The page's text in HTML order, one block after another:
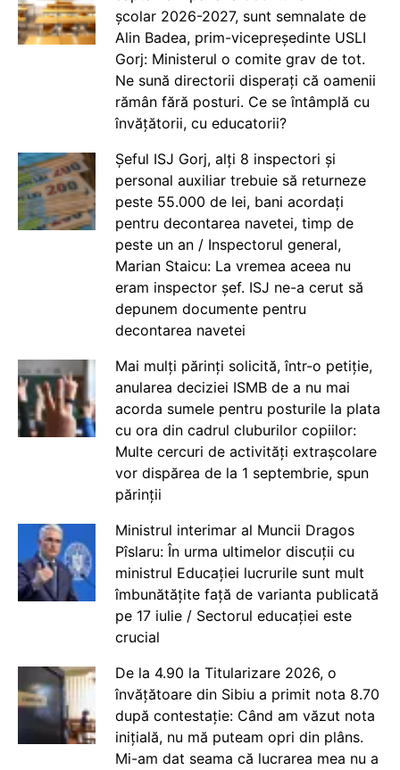
școlar 2026-2027, sunt semnalate de
Alin Badea, prim-vicepreședinte USLI
Gorj: Ministerul o comite grav de tot.
Ne sună directorii disperați că oamenii
rămân fără posturi. Ce se întâmplă cu
învățătorii, cu educatorii?
Șeful ISJ Gorj, alți 8 inspectori și
personal auxiliar trebuie să returneze
peste 55.000 de lei, bani acordați
pentru decontarea navetei, timp de
peste un an / Inspectorul general,
Marian Staicu: La vremea aceea nu
eram inspector șef. ISJ ne-a cerut să
depunem documente pentru
decontarea navetei
Mai mulți părinți solicită, într-o petiție,
anularea deciziei ISMB de a nu mai
acorda sumele pentru posturile la plata
cu ora din cadrul cluburilor copiilor:
Multe cercuri de activități extrașcolare
vor dispărea de la 1 septembrie, spun
părinții
Ministrul interimar al Muncii Dragos
Pîslaru: În urma ultimelor discuții cu
ministrul Educației lucrurile sunt mult
îmbunătățite față de varianta publicată
pe 17 iulie / Sectorul educației este
crucial
De la 4.90 la Titularizare 2026, o
învățătoare din Sibiu a primit nota 8.70
după contestație: Când am văzut nota
inițială, nu mă puteam opri din plâns.
Mi-am dat seama că lucrarea mea nu a